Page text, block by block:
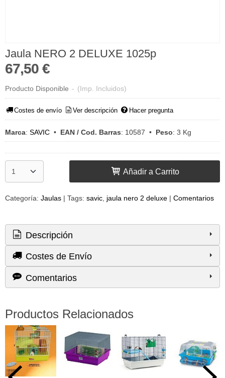
Jaula NERO 2 DELUXE 1025p
67,50 €
Producto Disponible - (Imp. Incluidos)
Costes de envío Ver descripción Hacer pregunta
Marca: SAVIC • EAN / Cod. Barras: 10587 • Peso: 3 Kg
Añadir a Carrito
Categoría: Jaulas | Tags: savic jaula nero 2 deluxe | Comentarios
Descripción
Costes de Envío
Comentarios
Productos Relacionados